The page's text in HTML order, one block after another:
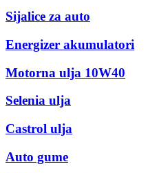
Sijalice za auto
Energizer akumulatori
Motorna ulja 10W40
Selenia ulja
Castrol ulja
Auto gume